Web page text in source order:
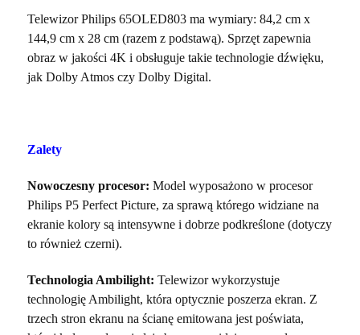
Telewizor Philips 65OLED803 ma wymiary: 84,2 cm x
144,9 cm x 28 cm (razem z podstawą). Sprzęt zapewnia
obraz w jakości 4K i obsługuje takie technologie dźwięku,
jak Dolby Atmos czy Dolby Digital.
Zalety
Nowoczesny procesor: Model wyposażono w procesor
Philips P5 Perfect Picture, za sprawą którego widziane na
ekranie kolory są intensywne i dobrze podkreślone (dotyczy
to również czerni).
Technologia Ambilight: Telewizor wykorzystuje
technologię Ambilight, która optycznie poszerza ekran. Z
trzech stron ekranu na ścianę emitowana jest poświata,